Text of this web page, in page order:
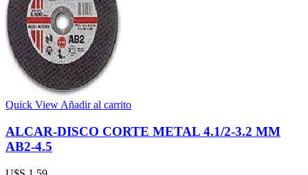
Quick View Añadir al carrito
ALCAR-DISCO CORTE METAL 4.1/2-3.2 MM
AB2-4.5